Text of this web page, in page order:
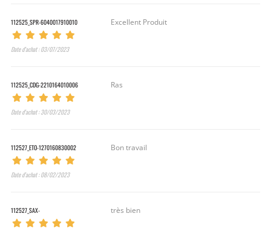
112525_SPR-6040017910010
Date d’achat : 03/07/2023
Excellent Produit
112525_CDG-2210164010006
Date d’achat : 30/03/2023
Ras
112527_ETO-1270160830002
Date d’achat : 08/02/2023
Bon travail
112527_SAX- très bien